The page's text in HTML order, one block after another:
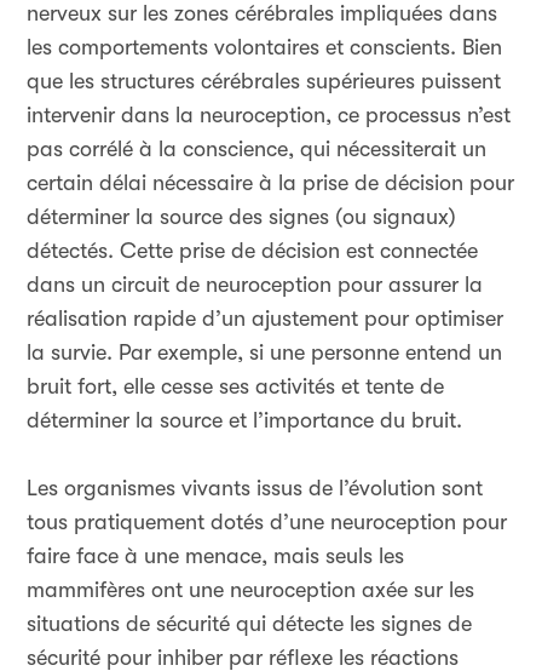
nerveux sur les zones cérébrales impliquées dans
les comportements volontaires et conscients. Bien
que les structures cérébrales supérieures puissent
intervenir dans la neuroception, ce processus n’est
pas corrélé à la conscience, qui nécessiterait un
certain délai nécessaire à la prise de décision pour
déterminer la source des signes (ou signaux)
détectés. Cette prise de décision est connectée
dans un circuit de neuroception pour assurer la
réalisation rapide d’un ajustement pour optimiser
la survie. Par exemple, si une personne entend un
bruit fort, elle cesse ses activités et tente de
déterminer la source et l’importance du bruit.
Les organismes vivants issus de l’évolution sont
tous pratiquement dotés d’une neuroception pour
faire face à une menace, mais seuls les
mammifères ont une neuroception axée sur les
situations de sécurité qui détecte les signes de
sécurité pour inhiber par réflexe les réactions